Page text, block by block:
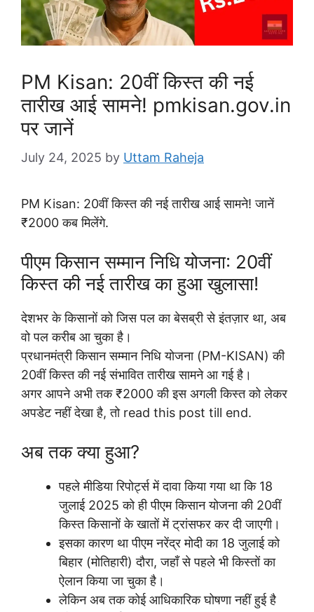
PM Kisan: 20वीं किस्त की नई
तारीख आई सामने! pmkisan.gov.in
पर जानें
July 24, 2025 by Uttam Raheja
PM Kisan: 20वीं किस्त की नई तारीख आई सामने! जानें
₹2000 कब मिलेंगे.
पीएम किसान सम्मान निधि योजना: 20वीं
किस्त की नई तारीख का हुआ खुलासा!
देशभर के किसानों को जिस पल का बेसब्री से इंतज़ार था, अब
वो पल करीब आ चुका है।
प्रधानमंत्री किसान सम्मान निधि योजना (PM-KISAN) की
20वीं किस्त की नई संभावित तारीख सामने आ गई है।
अगर आपने अभी तक ₹2000 की इस अगली किस्त को लेकर
अपडेट नहीं देखा है, तो read this post till end.
अब तक क्या हुआ?
पहले मीडिया रिपोर्ट्स में दावा किया गया था कि 18
जुलाई 2025 को ही पीएम किसान योजना की 20वीं
किस्त किसानों के खातों में ट्रांसफर कर दी जाएगी।
इसका कारण था पीएम नरेंद्र मोदी का 18 जुलाई को
बिहार (मोतिहारी) दौरा, जहाँ से पहले भी किस्तों का
ऐलान किया जा चुका है।
लेकिन अब तक कोई आधिकारिक घोषणा नहीं हुई है